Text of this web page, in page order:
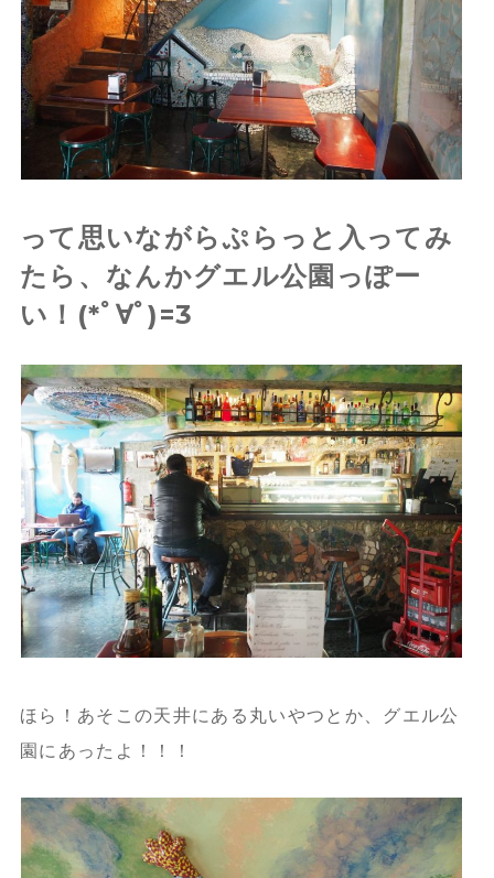
って思いながらぷらっと入ってみ
たら、なんかグエル公園っぽー
い！(*ﾟ∀ﾟ)=3
ほら！あそこの天井にある丸いやつとか、グエル公
園にあったよ！！！